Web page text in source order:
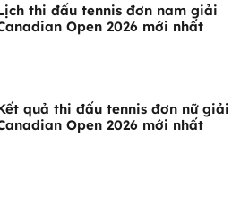
thi đấu tennis đơn nam giải
Open 2026 mới nhất
quả thi đấu tennis đơn nữ giải
Open 2026 mới nhất